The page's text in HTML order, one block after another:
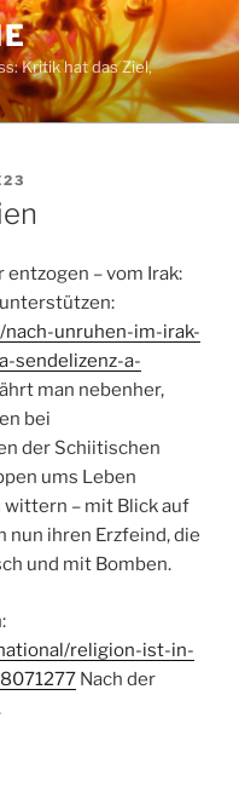
Kritik hat das Ziel,
– vom Irak:
unruhen-im-irak-
sendelizenz-a-
man nebenher,
bei
der Schiitischen
ums Leben
– mit Blick auf
nun ihren Erzfeind, die
und mit Bomben.
religion-ist-in-
Nach der